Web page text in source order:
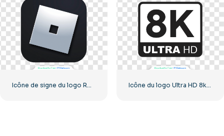
Icône de signe du logo Roblox Icône du logo Ultra HD 8k monochrome noir